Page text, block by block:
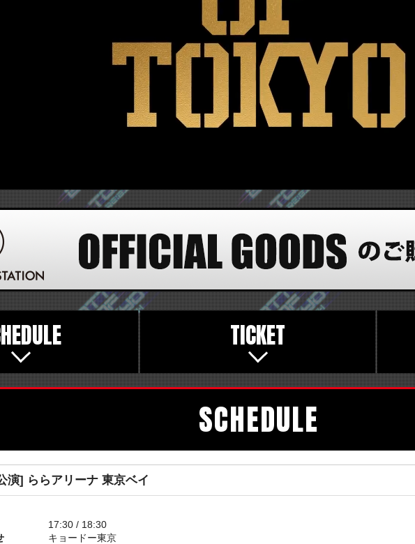
TICKET
SCHEDULE
演] ららアリーナ 東京ベイ
17:30 / 18:30
キョードー東京